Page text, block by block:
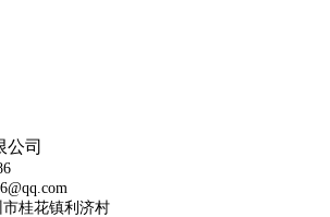
公司
桂花镇利济村